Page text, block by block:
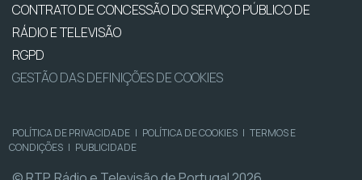
CONTRATO DE CONCESSÃO DO SERVIÇO PÚBLICO DE
RÁDIO E TELEVISÃO
RGPD
GESTÃO DAS DEFINIÇÕES DE COOKIES
POLÍTICA DE PRIVACIDADE | POLÍTICA DE COOKIES | TERMOS E
CONDIÇÕES | PUBLICIDADE